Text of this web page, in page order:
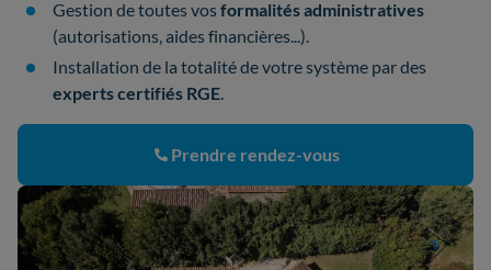
Gestion de toutes vosformalités administratives
(autorisations, aides financières...).
Installation de la totalité de votre système par des
experts certifiés RGE
Prendre rendez-vous